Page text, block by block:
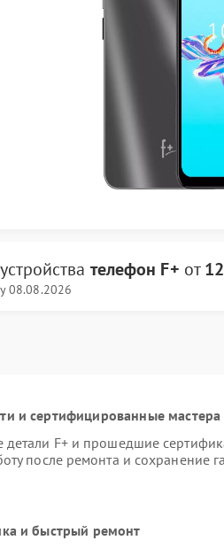
телефон F+ от
08.08.2026
и сертифицированные мастера
детали F+ и прошедшие
после ремонта и сохранение
и быстрый ремонт